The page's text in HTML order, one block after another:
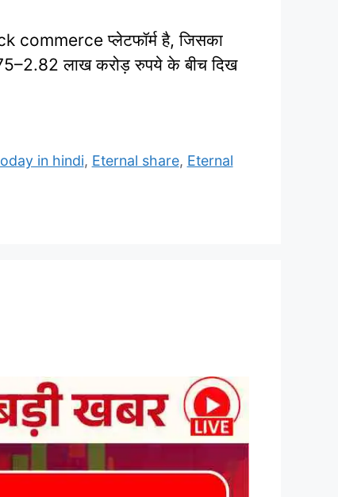
प्लेटफॉर्म है, जिसका
लाख करोड़ रुपये के बीच दिख
in hindi, Eternal share, Eternal